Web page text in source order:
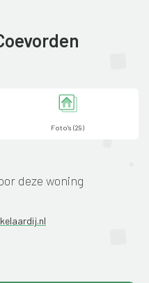
Foto's (29)
deze woning